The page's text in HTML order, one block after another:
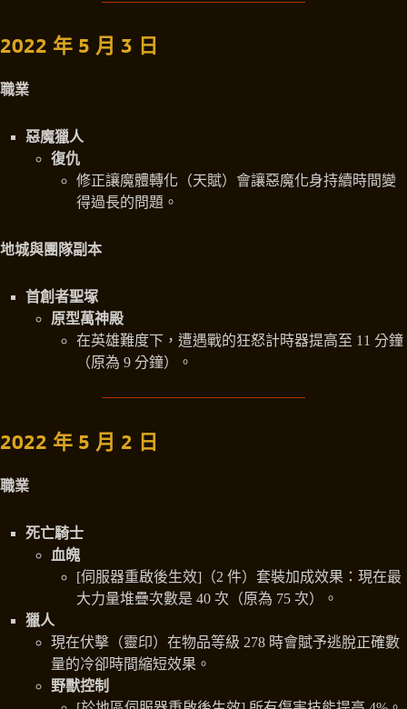
2022 年 5 月 3 日
職業
惡魔獵人
復仇
修正讓魔體轉化（天賦）會讓惡魔化身持續時間變
得過長的問題。
地城與團隊副本
首創者聖塚
原型萬神殿
在英雄難度下，遭遇戰的狂怒計時器提高至 11 分鐘
（原為 9 分鐘）。
2022 年 5 月 2 日
職業
死亡騎士
血魄
[伺服器重啟後生效]（2 件）套裝加成效果：現在最
大力量堆疊次數是 40 次（原為 75 次）。
獵人
現在伏擊（靈印）在物品等級 278 時會賦予逃脫正確數
量的冷卻時間縮短效果。
野獸控制